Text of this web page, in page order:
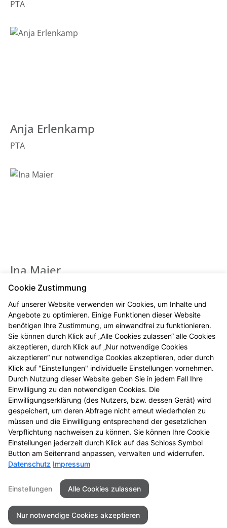
PTA
Anja Erlenkamp
PTA
Ina Maier
PKA
Nele Engels
PKA-Auszubildende
Kontakt Impressum
Datenschutz
Barrierefreiheit
©2026Vitalis Apotheke - Troisdorf
Cookie Zustimmung
Auf unserer Website verwenden wir Cookies, um Inhalte und
Angebote zu optimieren. Einige Funktionen dieser Website
benötigen Ihre Zustimmung, um einwandfrei zu funktionieren.
Sie können durch Klick auf „Alle Cookies zulassen“ alle Cookies
akzeptieren, durch Klick auf „Nur notwendige Cookies
akzeptieren“ nur notwendige Cookies akzeptieren, oder durch
Klick auf "Einstellungen" individuelle Einstellungen vornehmen.
Durch Nutzung dieser Website geben Sie in jedem Fall Ihre
Einwilligung zu den notwendigen Cookies. Die
Einwilligungserklärung (des Nutzers, bzw. dessen Gerät) wird
gespeichert, um deren Abfrage nicht erneut wiederholen zu
müssen und die Einwilligung entsprechend der gesetzlichen
Verpflichtung nachweisen zu können. Sie können Ihre Cookie
Einstellungen jederzeit durch Klick auf das Schloss Symbol
Button am Seitenrand anpassen, verwalten und widerrufen.
Datenschutz Impressum
Einstellungen Alle Cookies zulassen
Nur notwendige Cookies akzeptieren